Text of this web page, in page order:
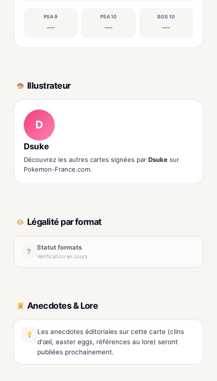
PSA 9
—
PSA 10
—
BGS 10
—
Illustrateur
D
Dsuke
Découvrez les autres cartes signées par Dsuke sur
Pokemon-France.com.
Légalité par format
? Statut formats
Vérification en cours
Anecdotes & Lore
Les anecdotes éditoriales sur cette carte (clins
d'œil, easter eggs, références au lore) seront
publiées prochainement.